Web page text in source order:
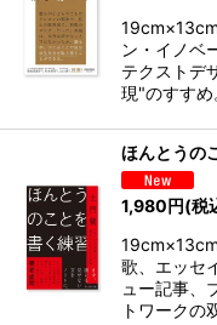
ン・イノベ
テクストデ
現"のすす
ほんとうの
1,980円(税
歌、エッセ
ュー記事、
トワークの